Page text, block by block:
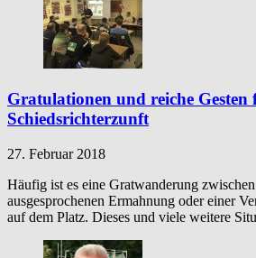
Gratulationen und reiche Gesten
Schiedsrichterzunft
27. Februar 2018
Häufig ist es eine Gratwanderung
ausgesprochenen Ermahnung oder einer
auf dem Platz. Dieses und viele weitere